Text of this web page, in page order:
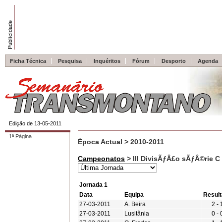
Ficha Técnica Pesquisa Inquéritos Fórum Desporto Agenda
Edição de 13-05-2011
1ª Página
Época Actual > 2010-2011
Campeonatos > III DivisÃƒÂ£o sÃƒÂ©rie
Jornada 1
Data
Equipa
27-03-2011
A. Beira
2 -
27-03-2011
Lusitânia
0 -